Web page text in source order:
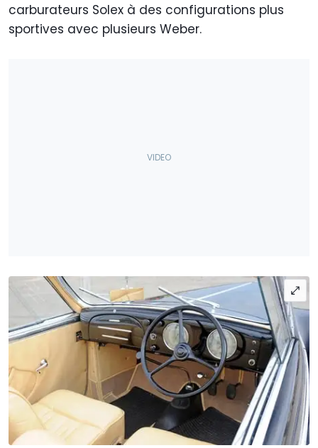
carburateurs Solex à des configurations plus
sportives avec plusieurs Weber.